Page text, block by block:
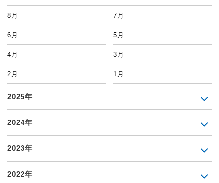
8月 7月
6月 5月
4月 3月
2月 1月
2025年
2024年
2023年
2022年